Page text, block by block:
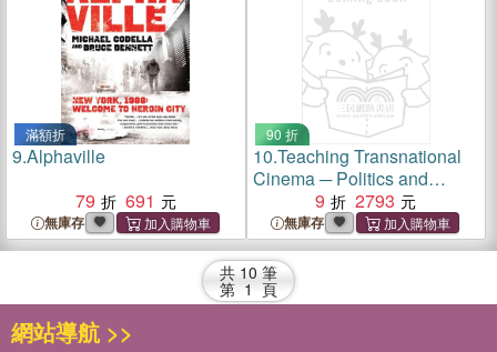
滿額折
9.Alphaville
79
691
無庫存
90 折
10.Teaching Transnational
Cinema ─ Politics and
Pedagogy
9 2793
無庫存
共 10 筆
第 1 頁
網站導航 >>